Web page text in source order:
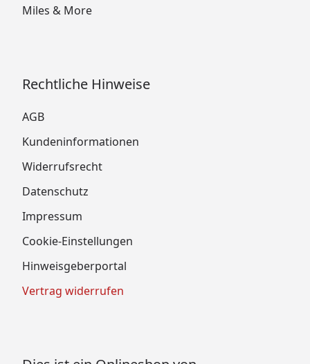
Miles & More
Rechtliche Hinweise
AGB
Kundeninformationen
Widerrufsrecht
Datenschutz
Impressum
Cookie-Einstellungen
Hinweisgeberportal
Vertrag widerrufen